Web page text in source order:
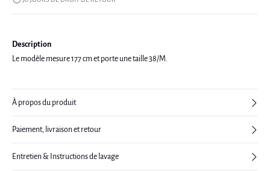
Description
Le modèle mesure 177 cm et porte une taille 38/M.
À propos du produit
Paiement, livraison et retour
Entretien & Instructions de lavage